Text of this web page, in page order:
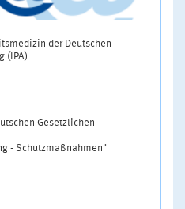
der Deutschen
(IPA)
Gesetzlichen
- Schutzmaßnahmen"